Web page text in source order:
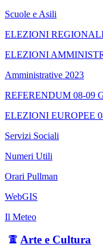
Scuole e Asili
ELEZIONI
ELEZIONI
Amministrative 2023
REFERENDUM 08-09
ELEZIONI EUROPEE
Servizi Sociali
Numeri Utili
Orari Pullman
WebGIS
Il Meteo
Arte e Cultura